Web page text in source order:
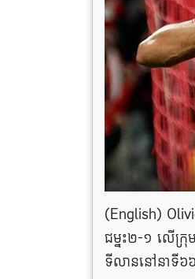
(English)
ជម្នះ២-១ លើក្រុ
ទីលាននៅនាទី៦